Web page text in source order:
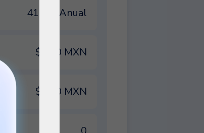
41.5% Anual
$0.00 MXN
$0.00 MXN